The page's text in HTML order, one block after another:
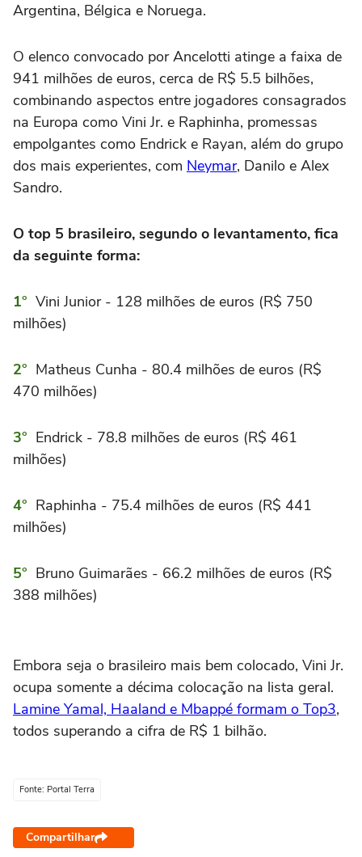
Argentina, Bélgica e Noruega.
O elenco convocado por Ancelotti atinge a faixa de
941 milhões de euros, cerca de R$ 5.5 bilhões,
combinando aspectos entre jogadores consagrados
na Europa como Vini Jr. e Raphinha, promessas
empolgantes como Endrick e Rayan, além do grupo
dos mais experientes, com Neymar, Danilo e Alex
Sandro.
O top 5 brasileiro, segundo o levantamento, fica
da seguinte forma:
Vini Junior - 128 milhões de euros (R$ 750
milhões)
Matheus Cunha - 80.4 milhões de euros (R$
470 milhões)
Endrick - 78.8 milhões de euros (R$ 461
milhões)
Raphinha - 75.4 milhões de euros (R$ 441
milhões)
Bruno Guimarães - 66.2 milhões de euros (R$
388 milhões)
Embora seja o brasileiro mais bem colocado, Vini Jr.
ocupa somente a décima colocação na lista geral.
Lamine Yamal, Haaland e Mbappé formam o Top3,
todos superando a cifra de R$ 1 bilhão.
Fonte: Portal Terra
Compartilhar